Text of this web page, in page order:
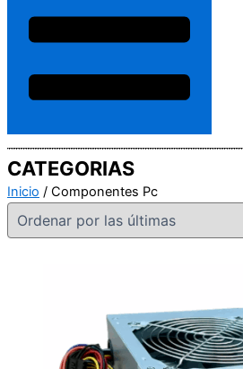
CATEGORIAS
Inicio / Componentes Pc